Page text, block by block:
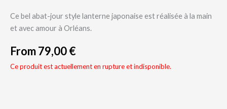
Ce bel abat-jour style lanterne japonaise est réalisée à la main
et avec amour à Orléans.
From79,00€
Ce produit est actuellement en rupture et indisponible.